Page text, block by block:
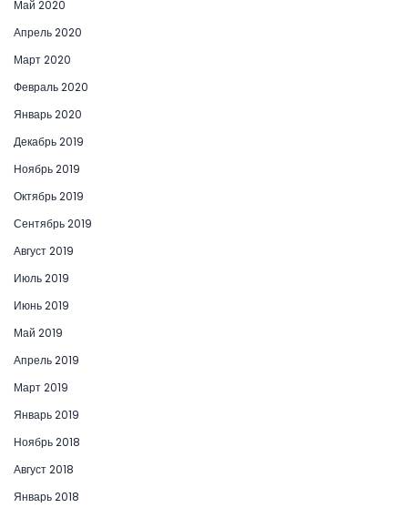
Май 2020
Апрель 2020
Март 2020
Февраль 2020
Январь 2020
Декабрь 2019
Ноябрь 2019
Октябрь 2019
Сентябрь 2019
Август 2019
Июль 2019
Июнь 2019
Май 2019
Апрель 2019
Март 2019
Январь 2019
Ноябрь 2018
Август 2018
Январь 2018